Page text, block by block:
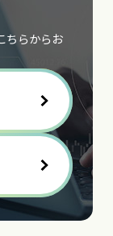
ちらからお